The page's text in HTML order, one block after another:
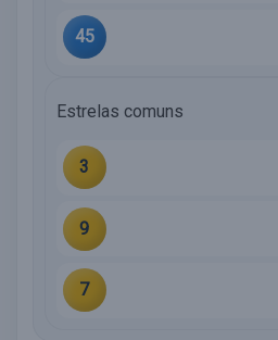
45
Estrelas comuns
3
9
7